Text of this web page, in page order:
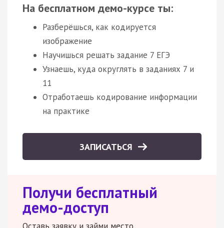
На бесплатном демо-курсе ты:
Разберёшься, как кодируется
изображение
Научишься решать задание 7 ЕГЭ
Узнаешь, куда округлять в заданиях 7 и
11
Отработаешь кодирование информации
на практике
ЗАПИСАТЬСЯ
Получи бесплатный
демо-доступ